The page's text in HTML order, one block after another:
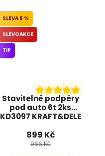
Stavitelné podpěry
pod auto 6t 2ks
KD3097 KRAFT&DELE
6 %
SLEVOAKCE
TIP
899 Kč
966 Kč